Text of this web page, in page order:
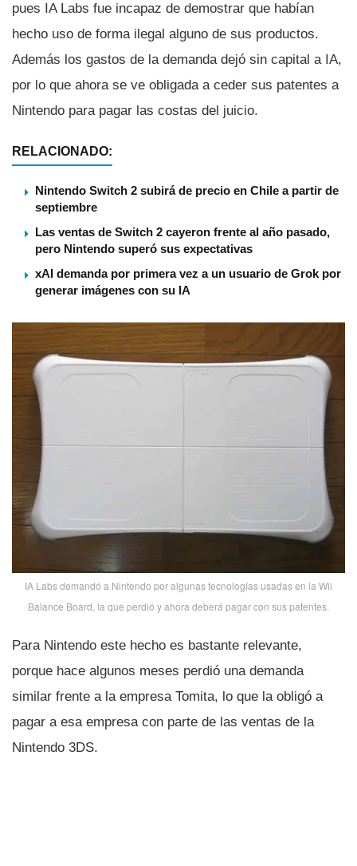
pues IA Labs fue incapaz de demostrar que habí­an
hecho uso de forma ilegal alguno de sus productos.
Además los gastos de la demanda dejó sin capital a IA,
por lo que ahora se ve obligada a ceder sus patentes a
Nintendo para pagar las costas del juicio.
RELACIONADO:
Nintendo Switch 2 subirá de precio en Chile a partir de
septiembre
Las ventas de Switch 2 cayeron frente al año pasado,
pero Nintendo superó sus expectativas
xAI demanda por primera vez a un usuario de Grok por
generar imágenes con su IA
IA Labs demandó a Nintendo por algunas tecnologí­as usadas en la Wii
Balance Board, la que perdió y ahora deberá pagar con sus patentes.
Para Nintendo este hecho es bastante relevante,
porque hace algunos meses perdió una demanda
similar frente a la empresa Tomita, lo que la obligó a
pagar a esa empresa con parte de las ventas de la
Nintendo 3DS.